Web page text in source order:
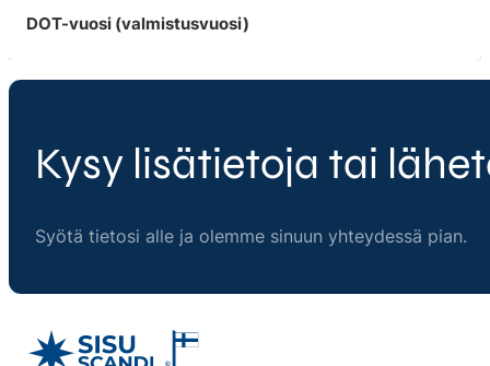
DOT-vuosi (valmistusvuosi)
Kysy lisätietoja tai
Syötä tietosi alle ja olemme sinuun yhteydessä pian.